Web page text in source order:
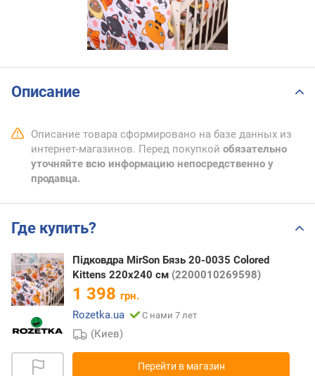
Описание
Описание товара сформировано на базе данных из
интернет-магазинов. Перед покупкой обязательно
уточняйте всю информацию непосредственно у
продавца.
Где купить?
Підковдра MirSon Бязь 20-0035 Colored
Kittens 220х240 см (2200010269598)
1 398 грн.
Rozetka.ua
С нами 7 лет
(Киев)
Перейти в магазин